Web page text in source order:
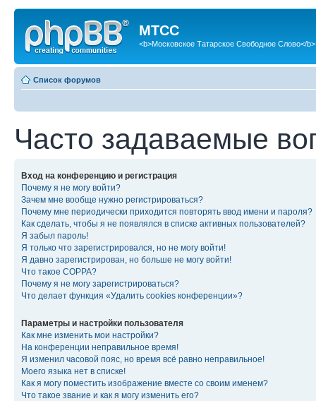
МТСС
<b>Московское Татарское Свободное Слово</b>
Список форумов
Часто задаваемые
Вход на конференцию и регистрация
Почему я не могу войти?
Зачем мне вообще нужно регистрироваться?
Почему мне периодически приходится повторять ввод имени и пароля?
Как сделать, чтобы я не появлялся в списке активных пользователей?
Я забыл пароль!
Я только что зарегистрировался, но не могу войти!
Я давно зарегистрирован, но больше не могу войти!
Что такое COPPA?
Почему я не могу зарегистрироваться?
Что делает функция «Удалить cookies конференции»?
Параметры и настройки пользователя
Как мне изменить мои настройки?
На конференции неправильное время!
Я изменил часовой пояс, но время всё равно неправильное!
Моего языка нет в списке!
Как я могу поместить изображение вместе со своим именем?
Что такое звание и как я могу изменить его?